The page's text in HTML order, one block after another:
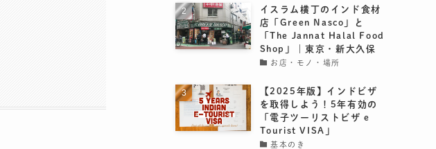
イスラム横丁のインド食材
店「Green Nasco」と
「The Jannat Halal Food
Shop」｜東京・新大久保
お店・モノ・場所
【2025年版】インドビザ
を取得しよう！5年有効の
「電子ツーリストビザ e
Tourist VISA」
基本のき